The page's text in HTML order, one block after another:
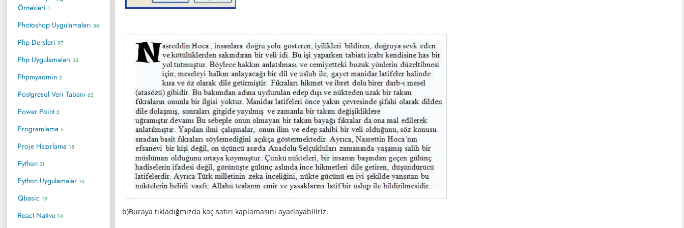
Örnekleri 1
Photoshop Uygulamaları 58
Php Dersleri 97
Php Uygulamaları 33
Phpmyadmin 2
Postgresql Veri Tabanı 63
Power Point 2
Programlama 5
Proje Hazırlama 15
Python 31
Python Uygulamalar 13
Qbasic 19
React Native 14 b)Buraya tıkladığmızda kaç satırı kaplamasını ayarlayabiliriz.